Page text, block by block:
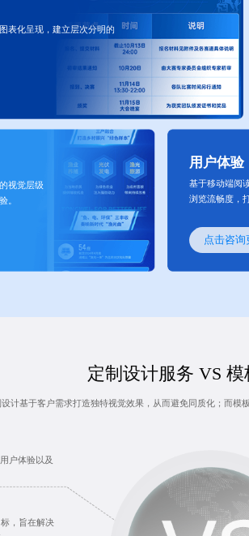
表化呈现，建立层次分明的
视觉层级
。
用户体验
基于移动端阅
浏览流畅度，
点击咨询
定制设计服务 VS
设计基于客户需求打造独特视觉效果，从而避免同质化；而模
户体验以及
，旨在解决